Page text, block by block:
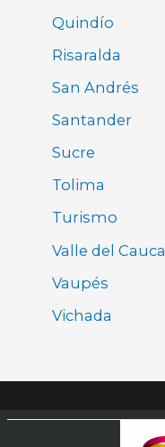
Quindío
Risaralda
San Andrés
Santander
Sucre
Tolima
Turismo
Valle del Cauca
Vaupés
Vichada